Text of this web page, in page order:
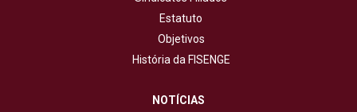
Estatuto
Objetivos
História da FISENGE
NOTÍCIAS